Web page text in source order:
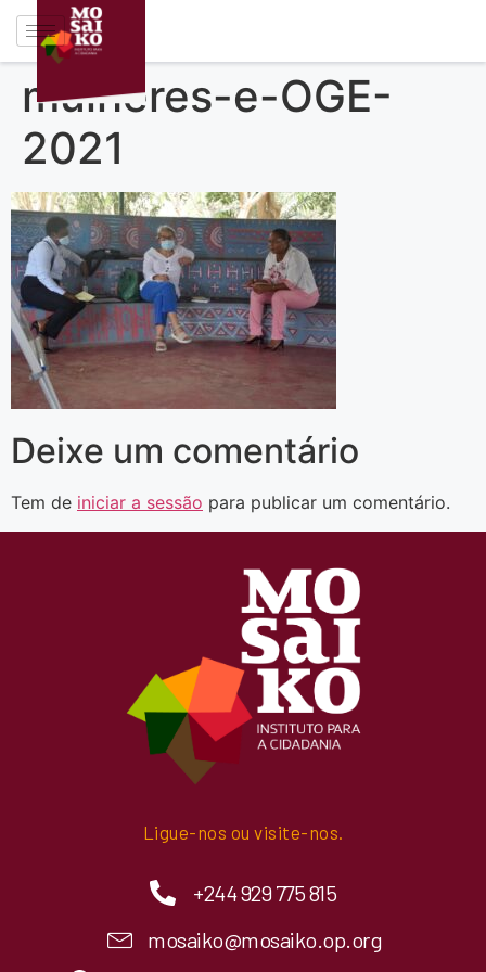
mulheres-e-OGE-
2021
Deixe um comentário
Tem de iniciar a sessão para publicar um comentário.
Ligue-nos ou visite-nos.
+244 929 775 815
mosaiko@mosaiko.op.org